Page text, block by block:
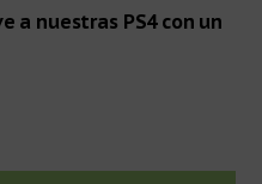
a nuestras PS4 con un